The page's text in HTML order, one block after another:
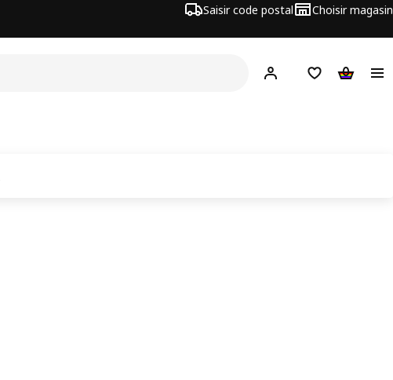
Saisir code postal Choisir magasin
Hej! Connecte-toi
Liste d'achats
Panier